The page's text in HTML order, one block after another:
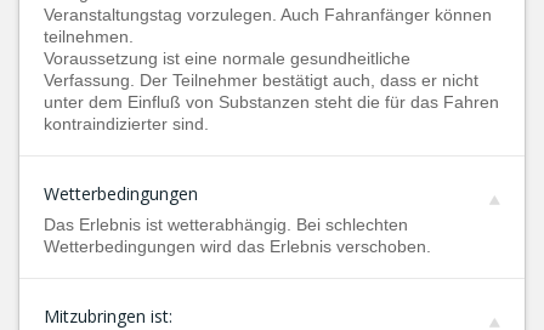
Veranstaltungstag vorzulegen. Auch Fahranfänger können
teilnehmen.
Voraussetzung ist eine normale gesundheitliche
Verfassung. Der Teilnehmer bestätigt auch, dass er nicht
unter dem Einfluß von Substanzen steht die für das Fahren
kontraindizierter sind.
Wetterbedingungen
Das Erlebnis ist wetterabhängig. Bei schlechten
Wetterbedingungen wird das Erlebnis verschoben.
Mitzubringen ist: